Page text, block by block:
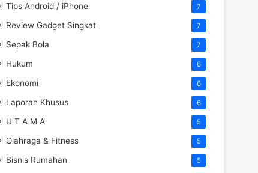
Tips Android / iPhone 7
Review Gadget Singkat 7
Sepak Bola 7
Hukum 6
Ekonomi 6
Laporan Khusus 6
U T A M A 5
Olahraga & Fitness 5
Bisnis Rumahan 5